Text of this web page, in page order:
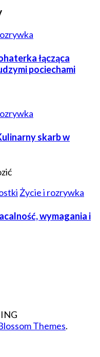
łącząca
pociechami
skarb w
Życie i rozrywka
wymagania i
Themes.